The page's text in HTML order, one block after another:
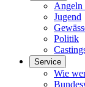
Angeln
Jugend
Politik
Service
Wie